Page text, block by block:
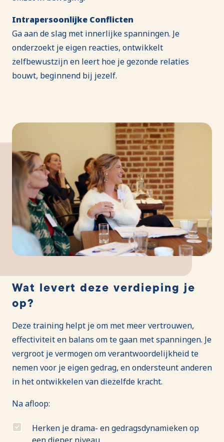
Intrapersoonlijke Conflicten
Ga aan de slag met innerlijke spanningen. Je
onderzoekt je eigen reacties, ontwikkelt
zelfbewustzijn en leert hoe je gezonde relaties
bouwt, beginnend bij jezelf.
Wat levert deze verdieping je
op?
Deze training helpt je om met meer vertrouwen,
effectiviteit en balans om te gaan met spanningen. Je
vergroot je vermogen om verantwoordelijkheid te
nemen voor je eigen gedrag, en ondersteunt anderen
in het ontwikkelen van diezelfde kracht.
Na afloop:
Herken je drama- en gedragsdynamieken op